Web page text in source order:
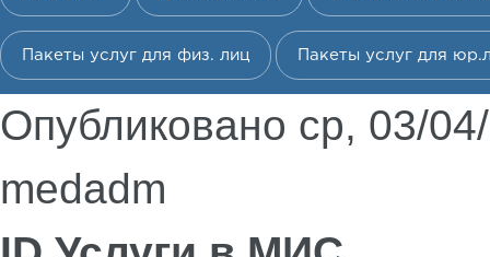
Пакеты услуг для физ. лиц Пакеты услуг для
Опубликовано ср, 03/
medadm